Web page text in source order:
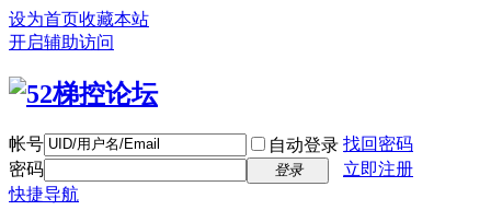
设为首页收藏本站
开启辅助访问
帐号 自动登录 找回密码
密码
登录
立即注册
快捷导航